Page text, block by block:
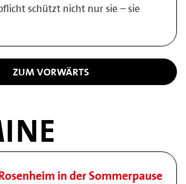
schützt nicht nur sie – sie
ZUM VORWÄRTS
in der Sommerpause